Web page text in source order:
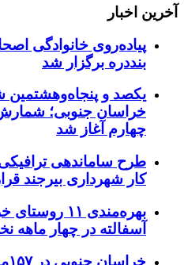
آخرین اخبار
پیاده‌روی خانوادگی
بنددره برگزار شد
یکصد و
خراسان جنوبی؛
چهارم آغاز شد
طرح ساماندهی
کار شهرداری بیرجند
بهره‌مندی ۱۱
آسفالته در چهار ماهه